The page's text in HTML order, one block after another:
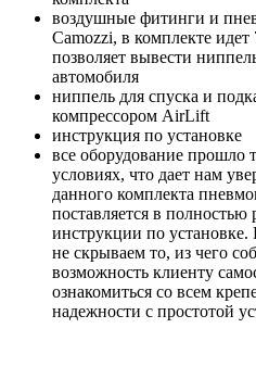
воздушные фитинги и
Camozzi, в комплекте
позволяет вывести
автомобиля
ниппель для спуска и
компрессором AirLift
инструкция по установке
все оборудование прошло
условиях, что дает нам
данного комплекта
поставляется в
инструкции по
не скрываем то, из чего
возможность клиенту
ознакомиться со всем
надежности с простотой